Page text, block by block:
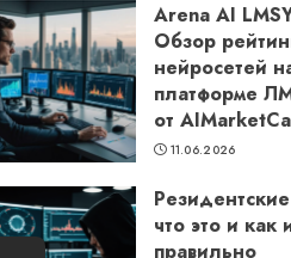
Arena AI
Обзор
нейросетей
платформе
от
11.06.2026
что это и как
правильно